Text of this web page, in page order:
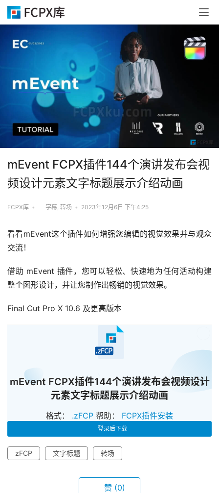
mEvent FCPX插件144个演讲发布会视
频设计元素文字标题展示介绍动画
FCPX库 • 字幕, 转场 • 2023年12月6日 下午4:25
看看mEvent这个插件如何增强您编辑的视觉效果并与观众
交流！
借助 mEvent 插件，您可以轻松、快速地为任何活动构建
整个图形设计，并让您制作出畅销的视觉效果。
Final Cut Pro X 10.6 及更高版本
mEvent FCPX插件144个演讲发布会视频设计
元素文字标题展示介绍动画
格式： .zFCP 帮助： FCPX插件安装
登录后下载
zFCP 文字标题 转场
赞 (0)